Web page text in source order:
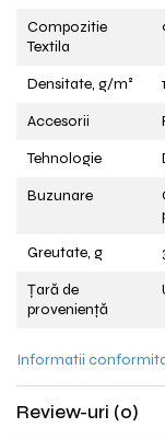
Compozitie
Textila
Densitate, g/m²
Accesorii
Tehnologie
Buzunare
Greutate, g
Țară de
proveniență
Informatii
Review-uri (0)